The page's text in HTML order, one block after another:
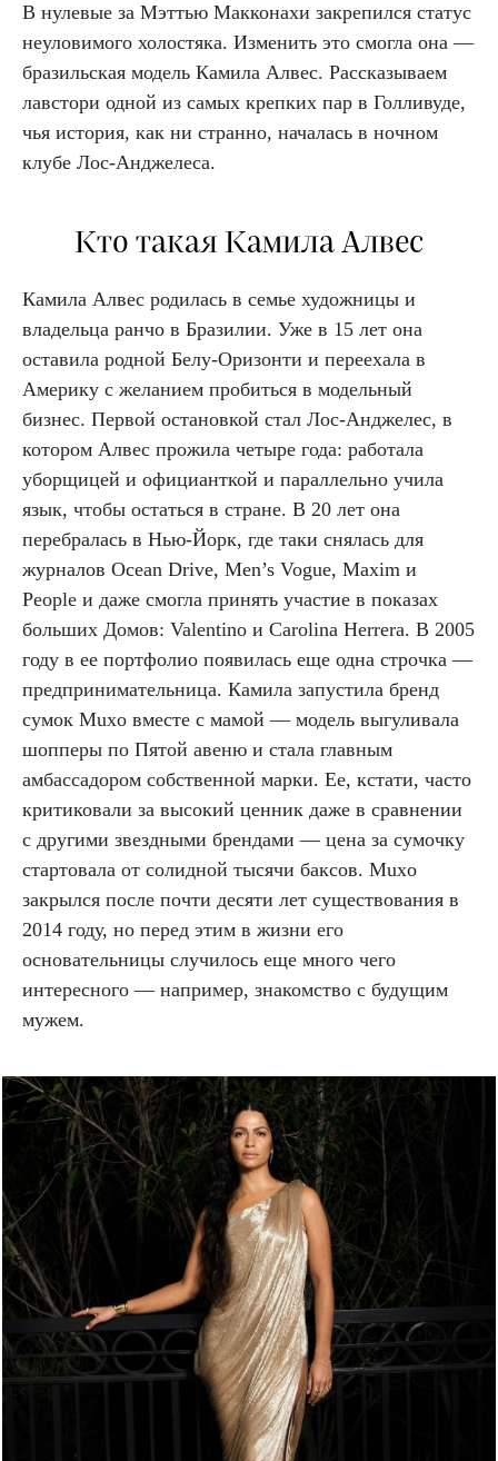
В нулевые за Мэттью Макконахи закрепился статус
неуловимого холостяка. Изменить это смогла она —
бразильская модель Камила Алвес. Рассказываем
лавстори одной из самых крепких пар в Голливуде,
чья история, как ни странно, началась в ночном
клубе Лос-Анджелеса.
Кто такая Камила Алвес
Камила Алвес родилась в семье художницы и
владельца ранчо в Бразилии. Уже в 15 лет она
оставила родной Белу-Оризонти и переехала в
Америку с желанием пробиться в модельный
бизнес. Первой остановкой стал Лос-Анджелес, в
котором Алвес прожила четыре года: работала
уборщицей и официанткой и параллельно учила
язык, чтобы остаться в стране. В 20 лет она
перебралась в Нью-Йорк, где таки снялась для
журналов Ocean Drive, Men’s Vogue, Maxim и
People и даже смогла принять участие в показах
больших Домов: Valentino и Carolina Herrera. В 2005
году в ее портфолио появилась еще одна строчка —
предпринимательница. Камила запустила бренд
сумок Muxo вместе с мамой — модель выгуливала
шопперы по Пятой авеню и стала главным
амбассадором собственной марки. Ее, кстати, часто
критиковали за высокий ценник даже в сравнении
с другими звездными брендами — цена за сумочку
стартовала от солидной тысячи баксов. Muxo
закрылся после почти десяти лет существования в
2014 году, но перед этим в жизни его
основательницы случилось еще много чего
интересного — например, знакомство с будущим
мужем.